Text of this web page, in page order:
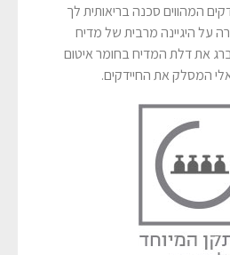
המהווים סכנה בריאותית לך
על היגיינה מרבית של מדיח
את דלת המדיח בחומר איטום
המסלק את החיידקים.